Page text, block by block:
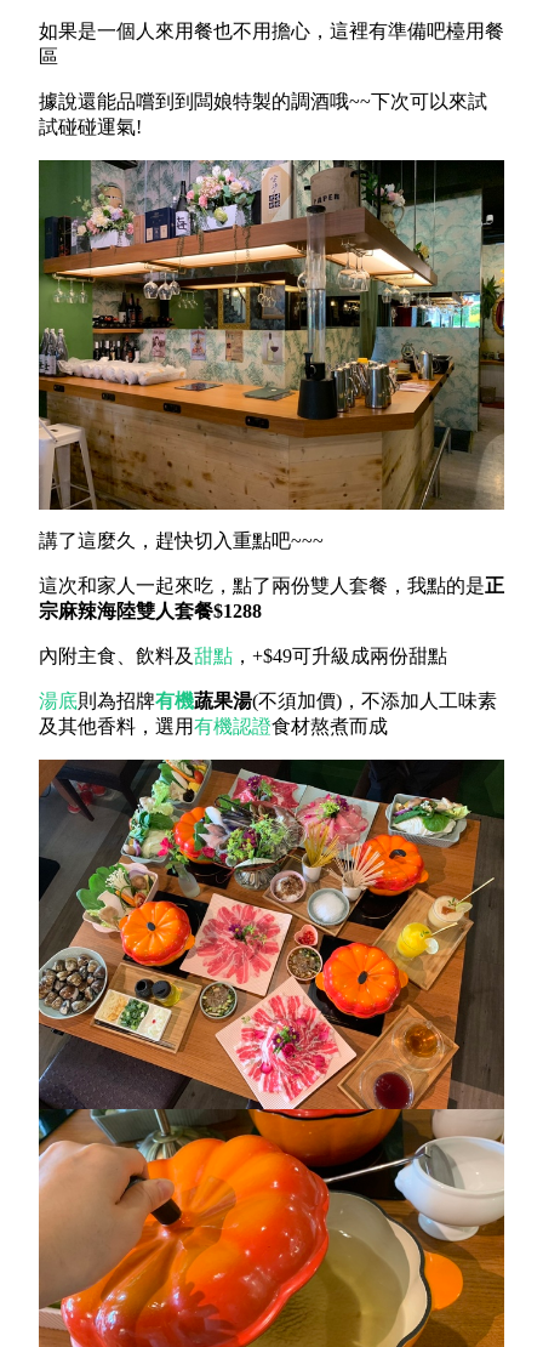
如果是一個人來用餐也不用擔心，這裡有準備吧檯用餐
區
據說還能品嚐到到闆娘特製的調酒哦~~下次可以來試
試碰碰運氣!
講了這麼久，趕快切入重點吧~~~
這次和家人一起來吃，點了兩份雙人套餐，我點的是正
宗麻辣海陸雙人套餐$1288
內附主食、飲料及甜點 ，+$49可升級成兩份甜點
湯底則為招牌有機蔬果湯(不須加價)，不添加人工味素
及其他香料，選用有機認證食材熬煮而成